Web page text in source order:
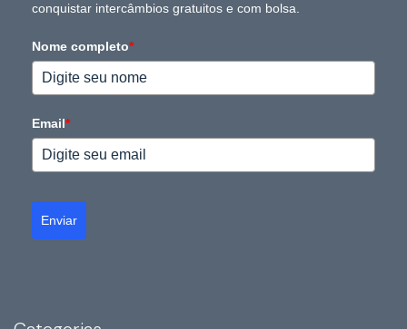
conquistar intercâmbios gratuitos e com bolsa.
Nome completo*
Email*
Enviar